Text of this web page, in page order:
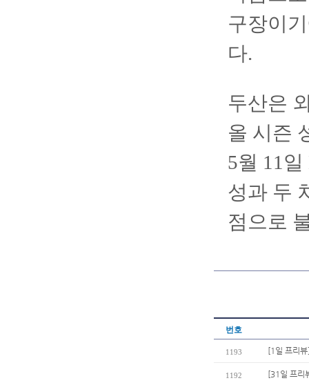
구장이
다.
두산은
올 시즌
5월 11
성과 두
점으로
번호
1193 [1일 프리
1192 [31일 프리